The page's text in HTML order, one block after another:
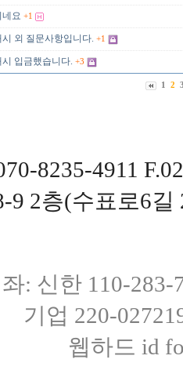
네요 +1
시 외 질문사항입니다. +1
시 입금했습니다. +3
1 2
8235-4911
9 2층(수표로6
: 신한 110-
기업 220-
웹하드 id